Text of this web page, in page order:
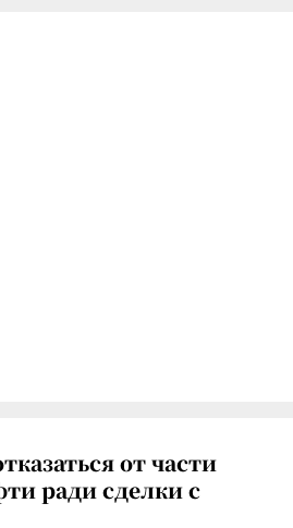
от части
ради сделки с